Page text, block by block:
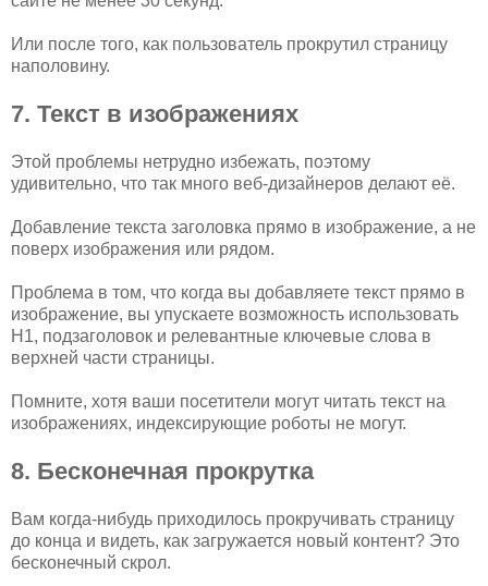
Или после того, как пользователь прокрутил страницу
наполовину.
7. Текст в изображениях
Этой проблемы нетрудно избежать, поэтому
удивительно, что так много веб-дизайнеров делают её.
Добавление текста заголовка прямо в изображение, а не
поверх изображения или рядом.
Проблема в том, что когда вы добавляете текст прямо в
изображение, вы упускаете возможность использовать
H1, подзаголовок и релевантные ключевые слова в
верхней части страницы.
Помните, хотя ваши посетители могут читать текст на
изображениях, индексирующие роботы не могут.
8. Бесконечная прокрутка
Вам когда-нибудь приходилось прокручивать страницу
до конца и видеть, как загружается новый контент? Это
бесконечный скрол.